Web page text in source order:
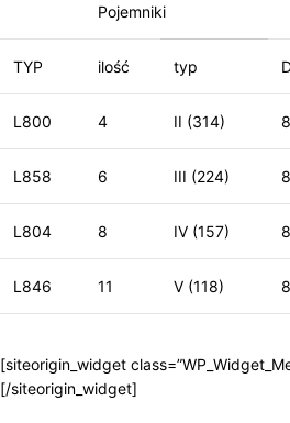
Pojemniki
TYP ilość typ
L800 4 II (314)
L858 6 III (224)
L804 8 IV (157)
L846 11 V (118)
[siteorigin_widget
[/siteorigin_widget]